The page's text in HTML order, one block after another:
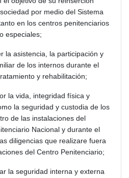
por medio del Sistema
en los centros penitenciarios
especiales;
la asistencia, la participación y
de los internos durante el
y rehabilitación;
la vida, integridad física y
la seguridad y custodia de los
de las instalaciones del
Nacional y durante el
diligencias que realizare fuera
del Centro Penitenciario;
la seguridad interna y externa